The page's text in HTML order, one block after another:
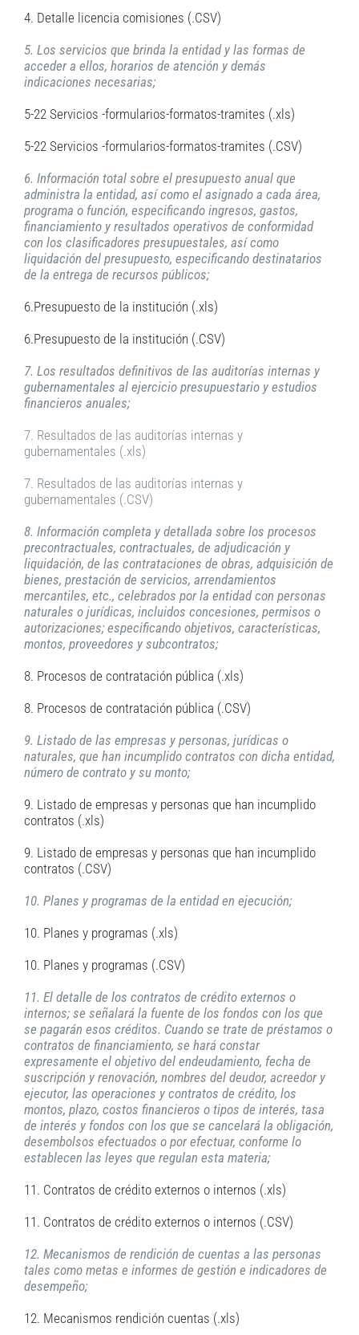
4. Detalle licencia comisiones (.CSV)
5. Los servicios que brinda la entidad y las formas de
acceder a ellos, horarios de atención y demás
indicaciones necesarias;
5-22 Servicios -formularios-formatos-tramites (.xls)
5-22 Servicios -formularios-formatos-tramites (.CSV)
6. Información total sobre el presupuesto anual que
administra la entidad, así como el asignado a cada área,
programa o función, especificando ingresos, gastos,
financiamiento y resultados operativos de conformidad
con los clasificadores presupuestales, así como
liquidación del presupuesto, especificando destinatarios
de la entrega de recursos públicos;
6.Presupuesto de la institución (.xls)
6.Presupuesto de la institución (.CSV)
7. Los resultados definitivos de las auditorías internas y
gubernamentales al ejercicio presupuestario y estudios
financieros anuales;
7. Resultados de las auditorías internas y
gubernamentales (.xls)
7. Resultados de las auditorías internas y
gubernamentales (.CSV)
8. Información completa y detallada sobre los procesos
precontractuales, contractuales, de adjudicación y
liquidación, de las contrataciones de obras, adquisición de
bienes, prestación de servicios, arrendamientos
mercantiles, etc., celebrados por la entidad con personas
naturales o jurídicas, incluidos concesiones, permisos o
autorizaciones; especificando objetivos, características,
montos, proveedores y subcontratos;
8. Procesos de contratación pública (.xls)
8. Procesos de contratación pública (.CSV)
9. Listado de las empresas y personas, jurídicas o
naturales, que han incumplido contratos con dicha entidad,
número de contrato y su monto;
9. Listado de empresas y personas que han incumplido
contratos (.xls)
9. Listado de empresas y personas que han incumplido
contratos (.CSV)
10. Planes y programas de la entidad en ejecución;
10. Planes y programas (.xls)
10. Planes y programas (.CSV)
11. El detalle de los contratos de crédito externos o
internos; se señalará la fuente de los fondos con los que
se pagarán esos créditos. Cuando se trate de préstamos o
contratos de financiamiento, se hará constar
expresamente el objetivo del endeudamiento, fecha de
suscripción y renovación, nombres del deudor, acreedor y
ejecutor, las operaciones y contratos de crédito, los
montos, plazo, costos financieros o tipos de interés, tasa
de interés y fondos con los que se cancelará la obligación,
desembolsos efectuados o por efectuar, conforme lo
establecen las leyes que regulan esta materia;
11. Contratos de crédito externos o internos (.xls)
11. Contratos de crédito externos o internos (.CSV)
12. Mecanismos de rendición de cuentas a las personas
tales como metas e informes de gestión e indicadores de
desempeño;
12. Mecanismos rendición cuentas (.xls)